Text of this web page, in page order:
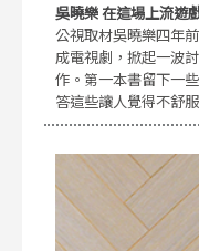
吳曉樂 在這場上流遊
公視取材吳曉樂四年
成電視劇，掀起一波
作。第一本書留下一
答這些讓人覺得不舒